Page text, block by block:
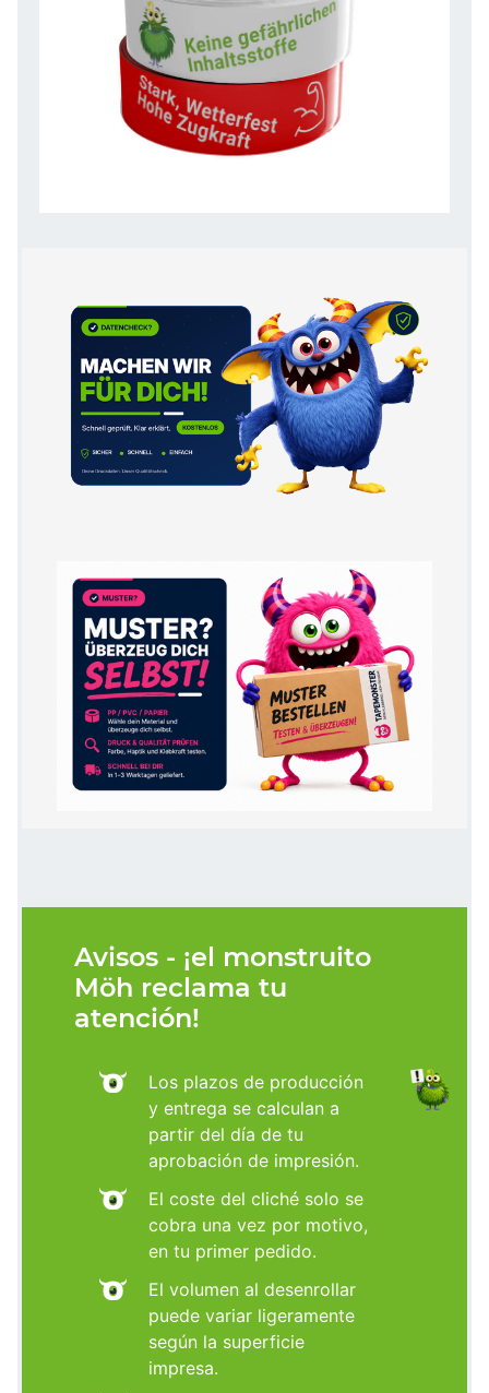
Avisos - ¡el monstruito
Möh reclama tu
atención!
Los plazos de producción
y entrega se calculan a
partir del día de tu
aprobación de impresión.
El coste del cliché solo se
cobra una vez por motivo,
en tu primer pedido.
El volumen al desenrollar
puede variar ligeramente
según la superficie
impresa.